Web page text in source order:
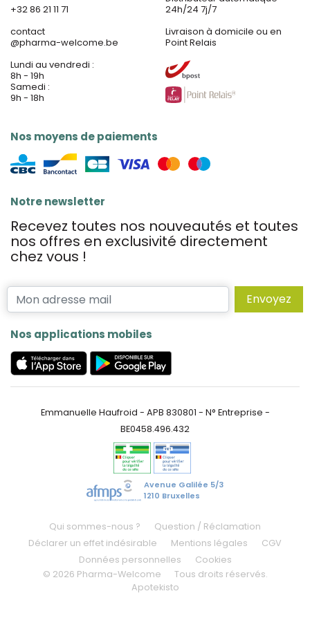
+32 86 21 11 71
contact
@pharma-welcome.be
Lundi au vendredi :
8h - 19h
Samedi :
9h - 18h
Nos moyens de paiements
24h/24 7j/7
Livraison à domicile ou en
Point Relais
Notre newsletter
Recevez toutes nos nouveautés et toutes
nos offres en exclusivité directement
chez vous !
Envoyez
Nos applications mobiles
Emmanuelle Haufroid - APB 830801 - N° Entreprise -
BE0458.496.432
Avenue Galilée 5/3
1210 Bruxelles
Qui sommes-nous ?
Question / Réclamation
Déclarer un effet indésirable
Mentions légales
CGV
Données personnelles
Cookies
© 2026 Pharma-Welcome
Tous droits réservés.
Apotekisto